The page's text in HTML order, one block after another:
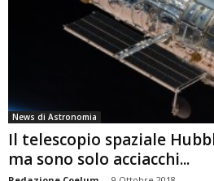
News di Astronomia
Il telescopio spaziale
ma sono solo acciacchi...